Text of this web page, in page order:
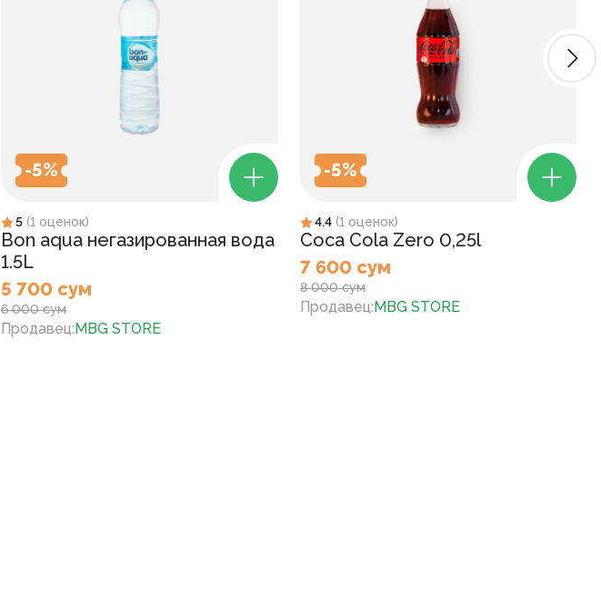
-5%
5 (1 оценок)
Bon aqua негазированная вода
1.5L
5 700 сум
6 000 сум
Продавец:MBG STORE
-5%
4.4 (1 оценок)
Coca Cola Zero 0,25l
7 600 сум
8 000 сум
Продавец:MBG STORE